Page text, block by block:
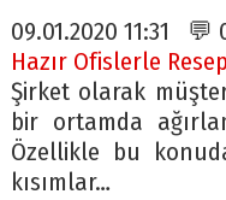
09.01.2020 11:31
Hazır Ofislerle
Şirket olarak
bir ortamda
Özellikle bu
kısımlar…